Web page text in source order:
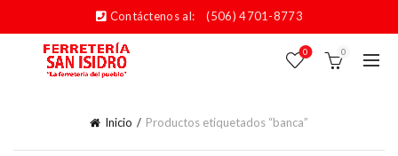
Contáctenos al: (506) 4701-8773
0 0
Inicio Productos etiquetados “banca”